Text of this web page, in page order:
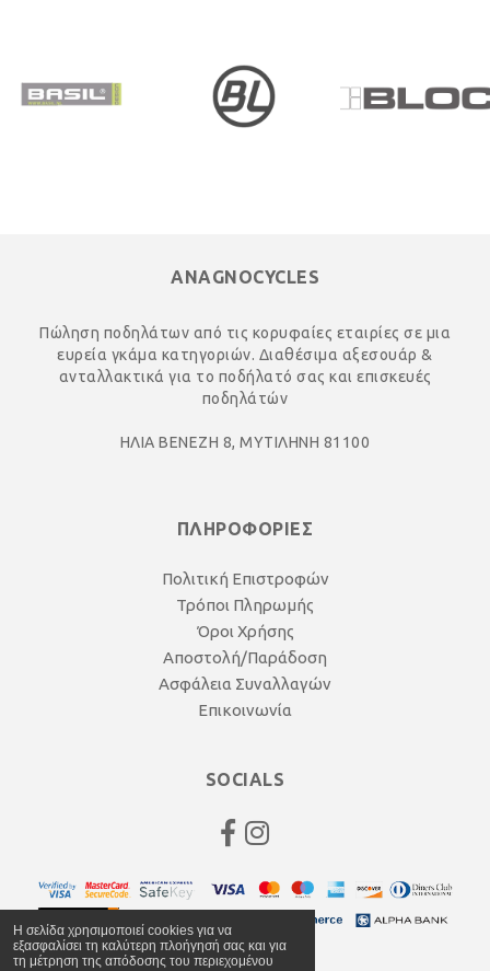
Η σελίδα χρησιμοποιεί cookies για να
εξασφαλίσει τη καλύτερη πλοήγησή σας και για
τη μέτρηση της απόδοσης του περιεχομένου
ANAGNOCYCLES
Πώληση ποδηλάτων από τις κορυφαίες εταιρίες σε μια
ευρεία γκάμα κατηγοριών. Διαθέσιμα αξεσουάρ &
ανταλλακτικά για το ποδήλατό σας και επισκευές
ποδηλάτών
ΗΛΙΑ ΒΕΝΕΖΗ 8, ΜΥΤΙΛΗΝΗ 81100
ΠΛΗΡΟΦΟΡΙΕΣ
Πολιτική Επιστροφών
Τρόποι Πληρωμής
Όροι Χρήσης
Αποστολή/Παράδοση
Ασφάλεια Συναλλαγών
Επικοινωνία
SOCIALS